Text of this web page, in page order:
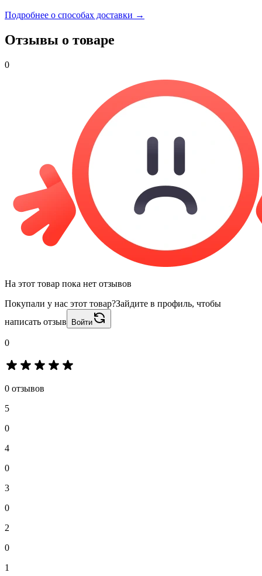
Подробнее о способах доставки →
Отзывы о товаре
0
На этот товар пока нет отзывов
Покупали у нас этот товар?Зайдите в профиль, чтобы
написать отзыв
Войти
0
0 отзывов
5
0
4
0
3
0
2
0
1